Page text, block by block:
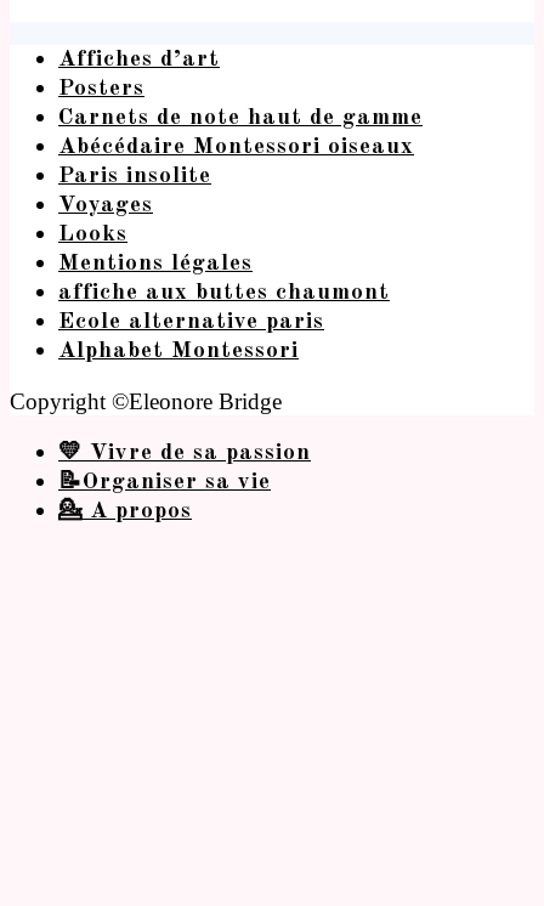
Affiches d’art
Posters
Carnets de note haut de gamme
Abécédaire Montessori oiseaux
Paris insolite
Voyages
Looks
Mentions légales
affiche aux buttes chaumont
Ecole alternative paris
Alphabet Montessori
Copyright ©Eleonore Bridge
💛 Vivre de sa passion
📝Organiser sa vie
💁 A propos